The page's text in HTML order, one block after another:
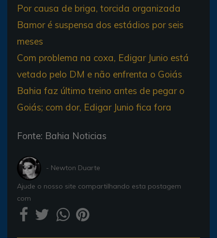
Por causa de briga, torcida organizada
Bamor é suspensa dos estádios por seis
meses
Com problema na coxa, Edigar Junio está
vetado pelo DM e não enfrenta o Goiás
Bahia faz último treino antes de pegar o
Goiás; com dor, Edigar Junio fica fora
Fonte: Bahia Noticias
- Newton Duarte
Ajude o nosso site compartilhando esta postagem
com